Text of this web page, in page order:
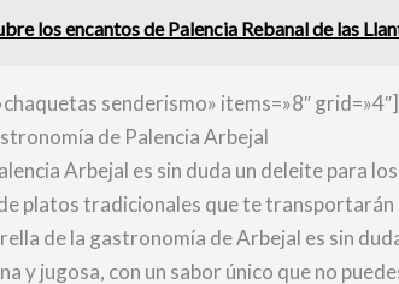
los encantos de Palencia Rebanal de las
senderismo» items=»8″ grid=»4″]
de Palencia Arbejal
Arbejal es sin duda un deleite para
platos tradicionales que te transportarán
de la gastronomía de Arbejal es sin
y jugosa, con un sabor único que no